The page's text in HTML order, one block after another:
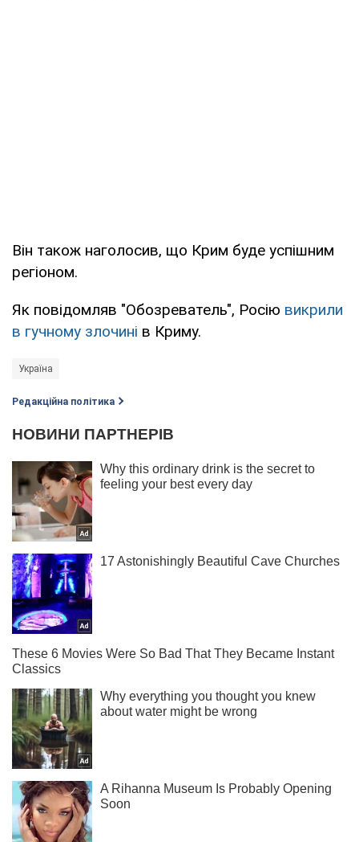
Він також наголосив, що Крим буде успішним
регіоном.
Як повідомляв "Обозреватель", Росію викрили
в гучному злочині в Криму.
Україна
Редакційна політика